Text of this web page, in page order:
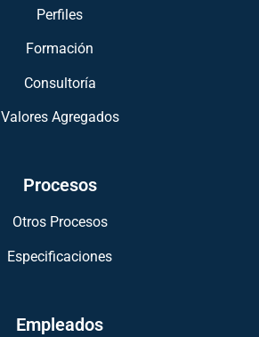
Perfiles
Formación
Consultoría
Valores Agregados
Procesos
Otros Procesos
Especificaciones
Empleados